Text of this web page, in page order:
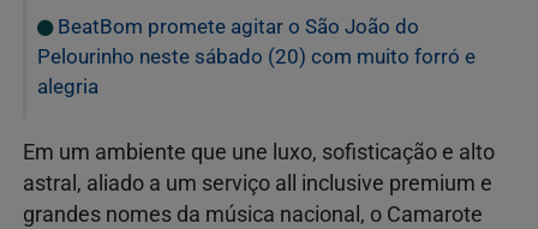
BeatBom promete agitar o São João do
Pelourinho neste sábado (20) com muito forró e
alegria
Em um ambiente que une luxo, sofisticação e alto
astral, aliado a um serviço all inclusive premium e
grandes nomes da música nacional, o Camarote